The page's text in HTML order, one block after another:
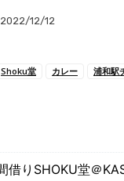
2022/12/12
Shoku堂 カレー 浦和駅